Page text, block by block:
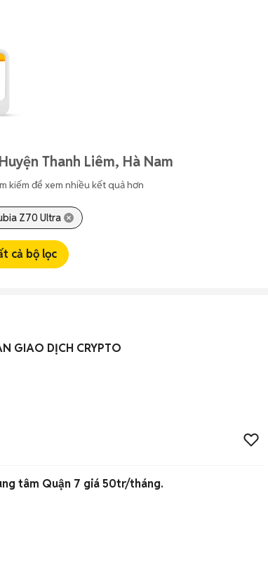
Thanh Liêm, Hà Nam
kiếm để xem nhiều kết quả hơn
Z70 Ultra
cả bộ lọc
GIAO DỊCH CRYPTO
tâm Quận 7 giá 50tr/tháng.